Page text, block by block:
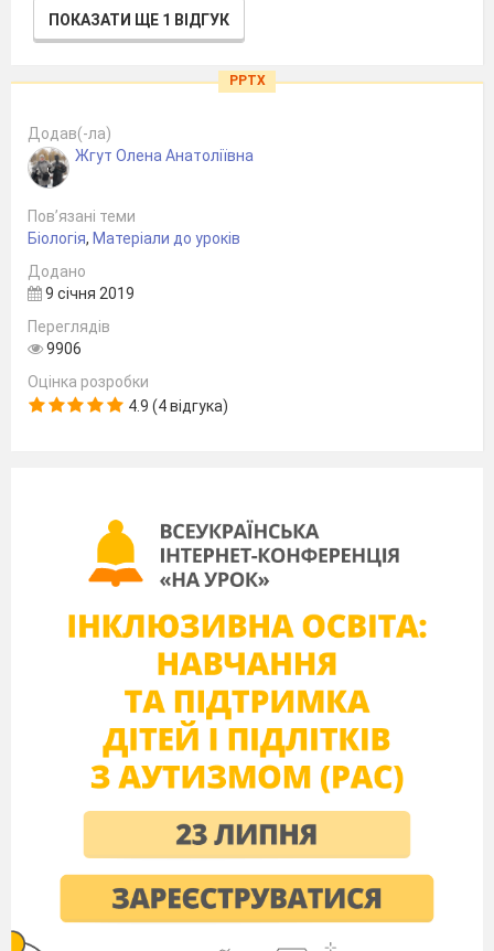
ПОКАЗАТИ ЩЕ 1 ВІДГУК
PPTX
Додав(-ла)
Жгут Олена Анатоліївна
Пов’язані теми
Біологія, Матеріали до уроків
Додано
9 січня 2019
Переглядів
9906
Оцінка розробки
4.9 (4 відгука)